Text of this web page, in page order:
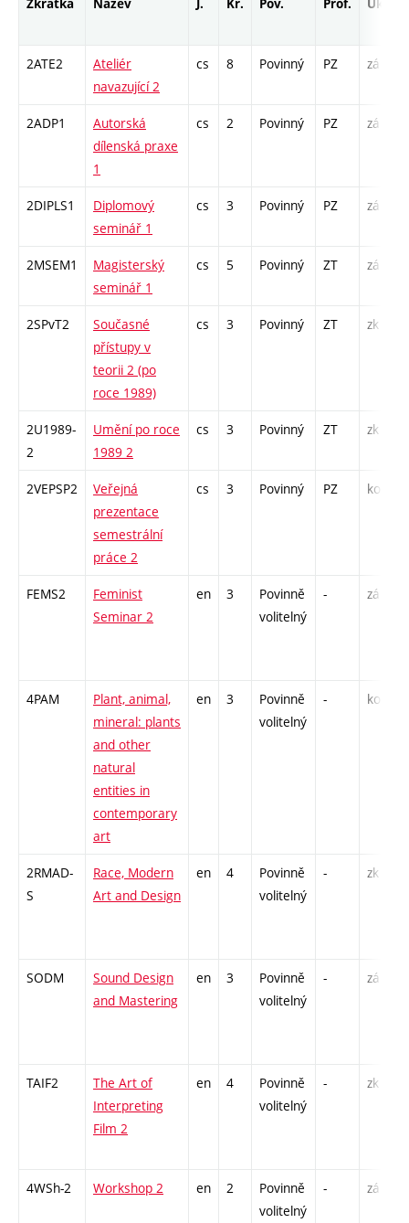
Zkratka Název J. Kr. Pov. Prof. Uk.
2ATE2
Ateliér
navazující 2
cs 8 Povinný PZ zá
2ADP1
Autorská
dílenská praxe
1
cs 2 Povinný PZ zá
2DIPLS1
Diplomový
seminář 1
cs 3 Povinný PZ zá
2MSEM1
Magisterský
seminář 1
cs 5 Povinný ZT zá
2SPvT2
Současné
přístupy v
teorii 2 (po
roce 1989)
cs 3 Povinný ZT zk
2U1989-
2
Umění po roce
1989 2
cs 3 Povinný ZT zk
2VEPSP2
Veřejná
prezentace
semestrální
práce 2
cs 3 Povinný PZ kol
FEMS2
Feminist
Seminar 2
en 3
Povinně
volitelný
- zá
4PAM
Plant, animal,
mineral: plants
and other
natural
entities in
contemporary
art
en 3
Povinně
volitelný
- kol
2RMAD-
S
Race, Modern
Art and Design
en 4
Povinně
volitelný
- zk
SODM
Sound Design
and Mastering
en 3
Povinně
volitelný
- zá
TAIF2
The Art of
Interpreting
Film 2
en 4
Povinně
volitelný
- zk
4WSh-2 Workshop 2 en 2
Povinně
volitelný
- zá